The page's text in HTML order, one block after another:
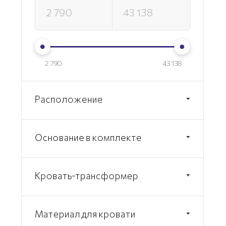
2 790 43 138
Расположение
Основание в комплекте
Кровать-трансформер
Материал для кровати